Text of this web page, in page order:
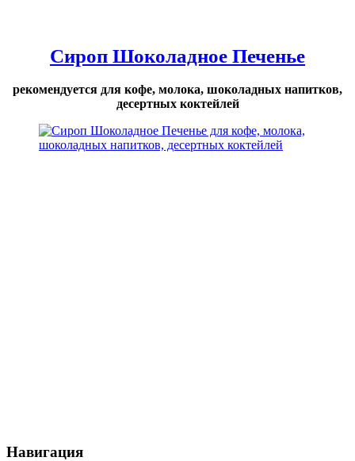
Сироп Шоколадное Печенье
рекомендуется для кофе, молока, шоколадных напитков,
десертных коктейлей
Навигация